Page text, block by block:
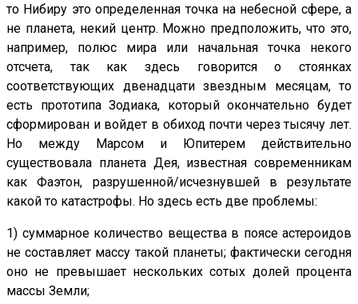
то Нибиру это определенная точка на небесной сфере, а
не планета, некий центр. Можно предположить, что это,
например, полюс мира или начальная точка некого
отсчета, так как здесь говорится о стоянках
соответствующих двенадцати звездным месяцам, то
есть прототипа Зодиака, который окончательно будет
сформирован и войдет в обиход почти через тысячу лет.
Но между Марсом и Юпитерем действительно
существовала планета Дея, известная современникам
как Фаэтон, разрушенной/исчезнувшей в результате
какой то катастрофы. Но здесь есть две проблемы:
1) суммарное количество вещества в поясе астероидов
не составляет массу такой планеты; фактически сегодня
оно не превышает нескольких сотых долей процента
массы Земли;